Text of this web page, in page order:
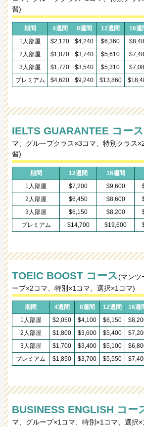
習)
期間 4週間 8週間 12週間 16週
1人部屋
$2,120 $4,240 $6,360
2人部屋
$1,870 $3,740 $5,610
3人部屋
$1,770 $3,540 $5,310
プレミアム
$4,620 $9,240 $13,860
IELTS GUARANTEE コース
マ、グループクラス×3コマ、特別クラス
習)
期間 12週間 16週間
1人部屋
$7,200 $9,600
2人部屋
$6,450 $8,600
3人部屋
$6,150 $8,200
プレミアム
$14,700 $19,600
TOEIC BOOST コース(マンツ
ープ×2コマ、特別×1コマ、選択×1コマ)
期間 4週間 8週間 12週間 16週
1人部屋
$2,050 $4,100 $6,150
2人部屋
$1,800 $3,600 $5,400
3人部屋
$1,700 $3,400 $5,100
プレミアム
$1,850 $3,700 $5,550
BUSINESS ENGLISH コー
マ、グループ×1コマ、特別×1コマ、選択